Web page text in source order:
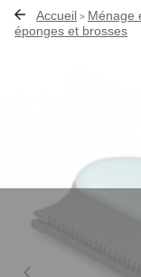
Accueil > Ménage
éponges et brosses